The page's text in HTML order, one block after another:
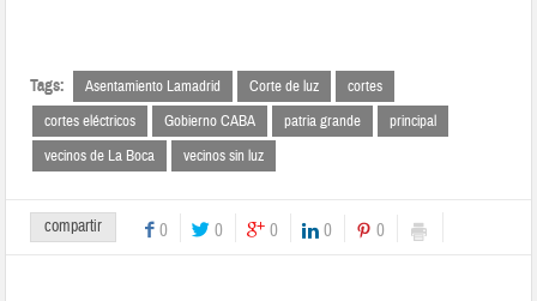
Tags: Asentamiento Lamadrid Corte de luz
cortes
cortes eléctricos
Gobierno CABA patria grande
principal
vecinos de La Boca
vecinos sin luz
compartir 0 0 0 0 0